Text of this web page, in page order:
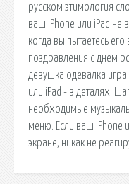
русском этимология
ваш iPhone или iPad не
когда вы пытаетесь
поздравления с днем
девушка одевалка
или iPad - в деталях.
необходимые
меню. Если ваш iPhone
экране, никак не